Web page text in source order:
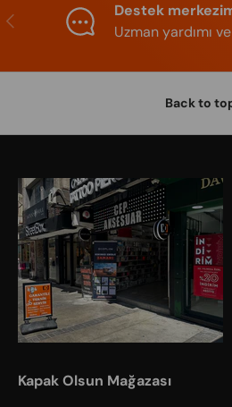
Previous
Destek
Uzman yardımı
Back to
Kapak Olsun Mağazası